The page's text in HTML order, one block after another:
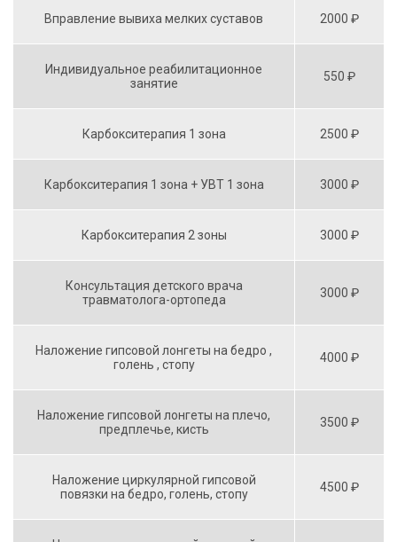
Вправление вывиха мелких суставов 2000 ₽
Индивидуальное реабилитационное
занятие
550 ₽
Карбокситерапия 1 зона 2500 ₽
Карбокситерапия 1 зона + УВТ 1 зона 3000 ₽
Карбокситерапия 2 зоны 3000 ₽
Консультация детского врача
травматолога-ортопеда
3000 ₽
Наложение гипсовой лонгеты на бедро ,
голень , стопу
4000 ₽
Наложение гипсовой лонгеты на плечо,
предплечье, кисть
3500 ₽
Наложение циркулярной гипсовой
повязки на бедро, голень, стопу
4500 ₽